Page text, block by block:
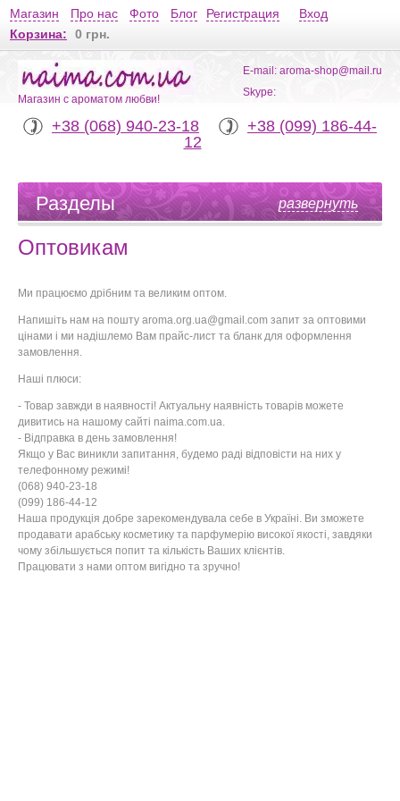
Магазин Про нас Фото Блог Регистрация
Вход
Корзина:
0 грн.
Магазин с ароматом любви!
+38 (068) 940-23-18
+38 (099) 186-44-
12
E-mail: aroma-shop@mail.ru
Skype:
развернуть
Разделы
Оптовикам
Ми працюємо дрібним та великим оптом.
Напишіть нам на пошту aroma.org.ua@gmail.com запит за оптовими
цінами і ми надішлемо Вам прайс-лист та бланк для оформлення
замовлення.
Наші плюси:
- Товар завжди в наявності! Актуальну наявність товарів можете
дивитись на нашому сайті naima.com.ua.
- Відправка в день замовлення!
Якщо у Вас виникли запитання, будемо раді відповісти на них у
телефонному режимі!
(068) 940-23-18
(099) 186-44-12
Наша продукція добре зарекомендувала себе в Україні. Ви зможете
продавати арабську косметику та парфумерію високої якості, завдяки
чому збільшується попит та кількість Ваших клієнтів.
Працювати з нами оптом вигідно та зручно!